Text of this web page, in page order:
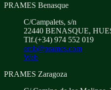
PRAMES Benasque
C/Campalets, s/n
22440 BENASQUE,
Tlf.(+34) 974 552 019
emb@prames.com
Web
PRAMES Zaragoza